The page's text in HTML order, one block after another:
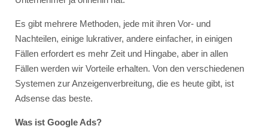
Es gibt mehrere Methoden, jede mit ihren Vor- und
Nachteilen, einige lukrativer, andere einfacher, in einigen
Fällen erfordert es mehr Zeit und Hingabe, aber in allen
Fällen werden wir Vorteile erhalten. Von den verschiedenen
Systemen zur Anzeigenverbreitung, die es heute gibt, ist
Adsense das beste.
Was ist Google Ads?